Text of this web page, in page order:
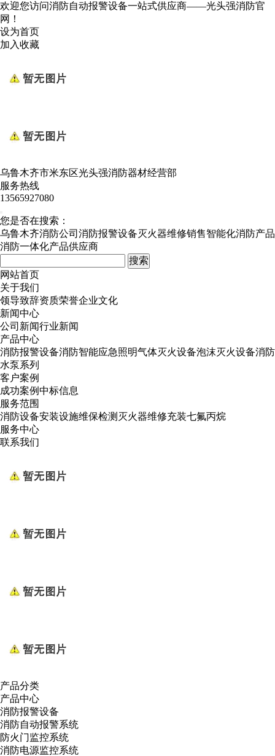
欢迎您访问消防自动报警设备一站式供应商——光头强消防官
网！
设为首页
加入收藏
乌鲁木齐市米东区光头强消防器材经营部
服务热线
13565927080
您是否在搜索：
乌鲁木齐消防公司 消防报警设备灭火器维修销售智能化消防产品
消防一体化产品供应商
网站首页
关于我们
领导致辞资质荣誉企业文化
新闻中心
公司新闻行业新闻
产品中心
消防报警设备消防智能应急照明气体灭火设备泡沫灭火设备消防
水泵系列
客户案例
成功案例中标信息
服务范围
消防设备安装设施维保检测 灭火器维修充装七氟丙烷
服务中心
联系我们
产品分类
产品中心
消防报警设备
消防自动报警系统
防火门监控系统
消防电源监控系统